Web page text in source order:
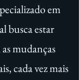
em
busca estar
mudanças
cada vez mais